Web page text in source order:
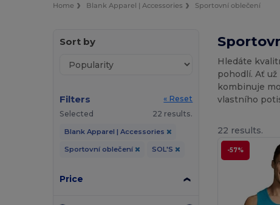
Home Blank Apparel | Accessories Sportovní oblečení
Sort by
Filters
« Reset
Selected
22 results.
Blank Apparel | Accessories
Sportovní oblečení SOL'S
Price
Hledáte
pohodlí. Ať
kombinuje
vlastního
22 results.
-57%